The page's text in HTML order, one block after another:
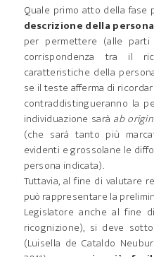
Quale primo atto della fase
descrizione della
per permettere (alle
corrispondenza tra il
caratteristiche della
se il teste afferma di
contraddistingueranno la
individuazione sarà ab
(che sarà tanto più
evidenti e grossolane le
persona indicata).
Tuttavia, al fine di valutare
può rappresentare la
Legislatore anche al fine
ricognizione), si deve
(Luisella de Cataldo